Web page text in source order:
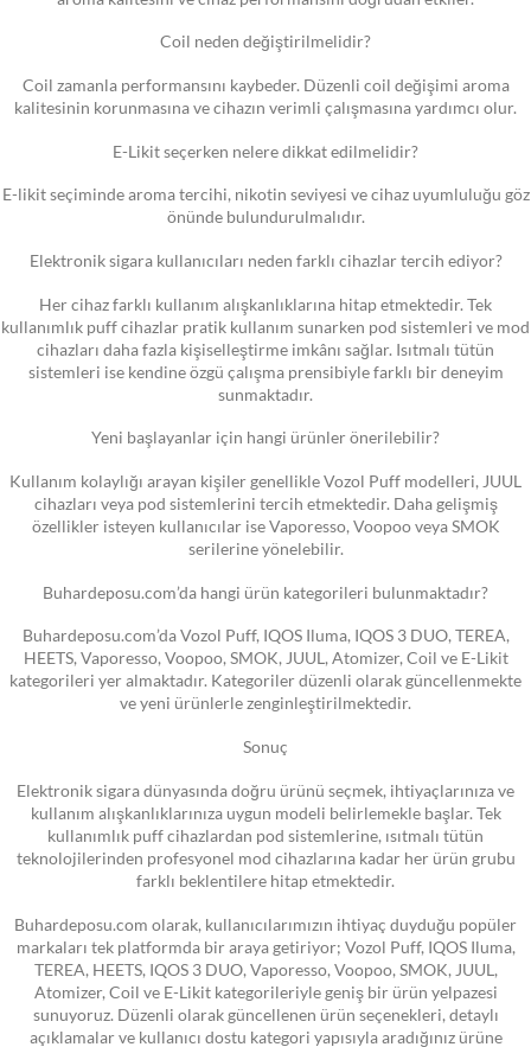
Coil neden değiştirilmelidir?
Coil zamanla performansını kaybeder. Düzenli coil değişimi aroma
kalitesinin korunmasına ve cihazın verimli çalışmasına yardımcı olur.
E-Likit seçerken nelere dikkat edilmelidir?
E-likit seçiminde aroma tercihi, nikotin seviyesi ve cihaz uyumluluğu göz
önünde bulundurulmalıdır.
Elektronik sigara kullanıcıları neden farklı cihazlar tercih ediyor?
Her cihaz farklı kullanım alışkanlıklarına hitap etmektedir. Tek
kullanımlık puff cihazlar pratik kullanım sunarken pod sistemleri ve mod
cihazları daha fazla kişiselleştirme imkânı sağlar. Isıtmalı tütün
sistemleri ise kendine özgü çalışma prensibiyle farklı bir deneyim
sunmaktadır.
Yeni başlayanlar için hangi ürünler önerilebilir?
Kullanım kolaylığı arayan kişiler genellikle Vozol Puff modelleri, JUUL
cihazları veya pod sistemlerini tercih etmektedir. Daha gelişmiş
özellikler isteyen kullanıcılar ise Vaporesso, Voopoo veya SMOK
serilerine yönelebilir.
Buhardeposu.com’da hangi ürün kategorileri bulunmaktadır?
Buhardeposu.com’da Vozol Puff, IQOS Iluma, IQOS 3 DUO, TEREA,
HEETS, Vaporesso, Voopoo, SMOK, JUUL, Atomizer, Coil ve E-Likit
kategorileri yer almaktadır. Kategoriler düzenli olarak güncellenmekte
ve yeni ürünlerle zenginleştirilmektedir.
Sonuç
Elektronik sigara dünyasında doğru ürünü seçmek, ihtiyaçlarınıza ve
kullanım alışkanlıklarınıza uygun modeli belirlemekle başlar. Tek
kullanımlık puff cihazlardan pod sistemlerine, ısıtmalı tütün
teknolojilerinden profesyonel mod cihazlarına kadar her ürün grubu
farklı beklentilere hitap etmektedir.
Buhardeposu.com olarak, kullanıcılarımızın ihtiyaç duyduğu popüler
markaları tek platformda bir araya getiriyor; Vozol Puff, IQOS Iluma,
TEREA, HEETS, IQOS 3 DUO, Vaporesso, Voopoo, SMOK, JUUL,
Atomizer, Coil ve E-Likit kategorileriyle geniş bir ürün yelpazesi
sunuyoruz. Düzenli olarak güncellenen ürün seçenekleri, detaylı
açıklamalar ve kullanıcı dostu kategori yapısıyla aradığınız ürüne